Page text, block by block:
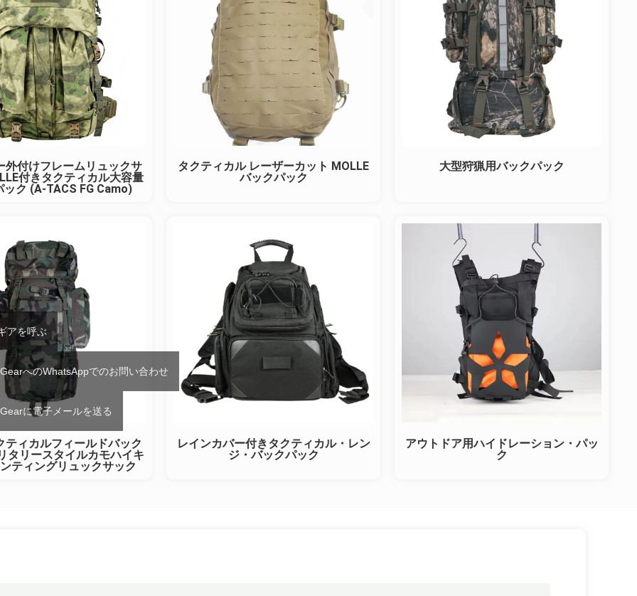
外付けフレームリュックサ
付きタクティカル大容量
ック (A-TACS FG Camo)
タクティカル レーザーカット MOLLE
バックパック
大型狩猟用バックパック
ティカルフィールドバック
タリースタイルカモハイキ
ティングリュックサック
レインカバー付きタクティカル・レン
ジ・バックパック
アウトドア用ハイドレーション・パッ
ク
アを呼ぶ
へのWhatsAppでのお問い合わせ
に電子メールを送る